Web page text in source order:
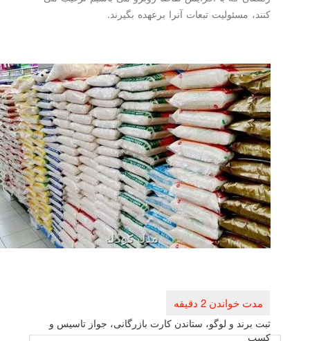
كنند، مسئولیت تبعات آنرا برعهده بگیرند.
راهبری
نوشته
ثبت برند و لوگو، ستاندن كارت بازرگانی، جواز تاسیس و